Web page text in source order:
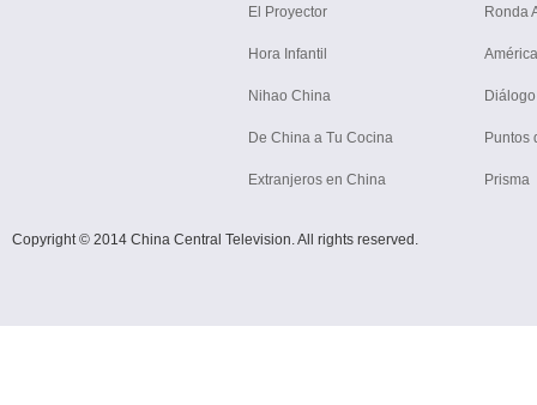
El Proyector
Hora Infantil
Nihao China
De China a Tu Cocina
Extranjeros en China
Ronda
Diálogo
Puntos
Prisma
Copyright © 2014 China Central Television. All rights reserved.